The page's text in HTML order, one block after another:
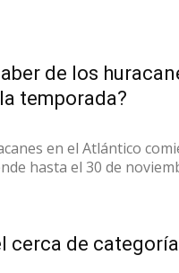
de los
temporada?
en el Atlántico
hasta el 30 de
cerca de